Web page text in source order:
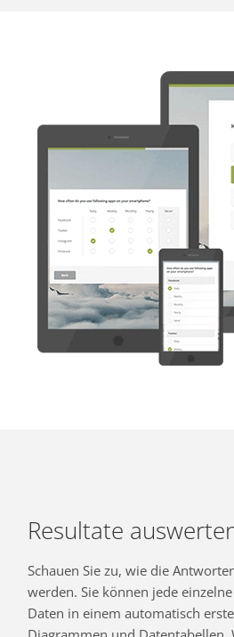
Resultate
Schauen Sie zu, wie die
werden. Sie können jede
Daten in einem automatisch